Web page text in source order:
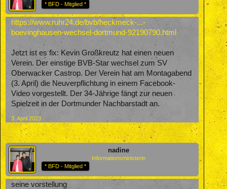
* BFD - Mitglied *
https://www.ruhr24.de/bvb/heckmeck-...-
boevinghausen-wechsel-dortmund-92190790.html
Jetzt ist es fix: Kevin Großkreutz hat einen neuen
Verein. Der einstige BVB-Star wechsel zum SV
Oberwacker Castrop. Der Verein hat am Montagabend
(3. April) die Neuverpflichtung in einem Facebook-
Video vorgestellt. Der 34-Jährige fängt zur neuen
Spielzeit in der Dortmunder Nachbarstadt an.
3. April 2023
nadine
Informationsministerin
* BFD - Mitglied *
seine vorstellung